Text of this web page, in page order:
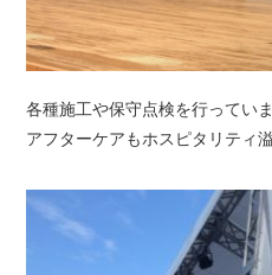
各種施工や保守点検を行っていま
アフターケアもホスピタリティ